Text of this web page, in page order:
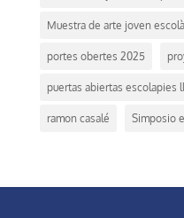
Muestra de arte joven
portes obertes 2025
puertas abiertas escolapies
ramon casalé Simposio